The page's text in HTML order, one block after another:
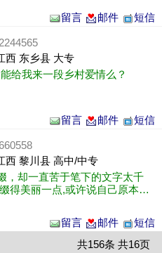
留言
邮件 短信
江西 东乡县 大专
给我来一段乡村爱情么？
留言 邮件 短信
江西 黎川县 高中/中专
，却一直苦于笔下的文字太千
得美丽一点,或许说自己原本就
实的我,无须用娇柔......
留言 邮件
短信
共156条 共16页